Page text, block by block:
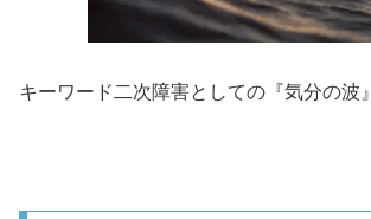
キーワード二次障害としての『気分の波』